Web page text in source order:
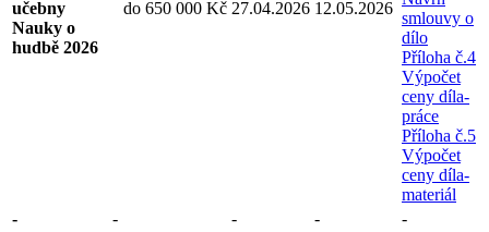
učebny
Nauky o
hudbě 2026
do 650 000 Kč 27.04.2026 12.05.2026
smlouvy o
dílo
Příloha č.4
Výpočet
ceny díla-
práce
Příloha č.5
Výpočet
ceny díla-
materiál
-
- - -
-